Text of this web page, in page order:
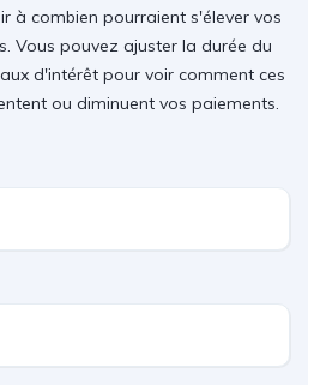
à combien pourraient s'élever vos
Vous pouvez ajuster la durée du
d'intérêt pour voir comment ces
ou diminuent vos paiements.